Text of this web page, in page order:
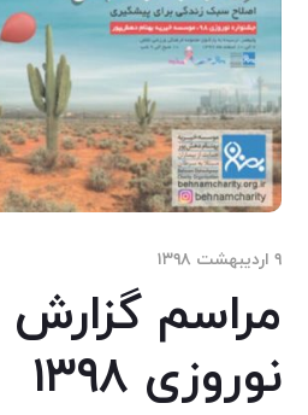
۹ اردیبهشت ۱۳۹۸
مراسم گزارش
نوروزی ۱۳۹۸